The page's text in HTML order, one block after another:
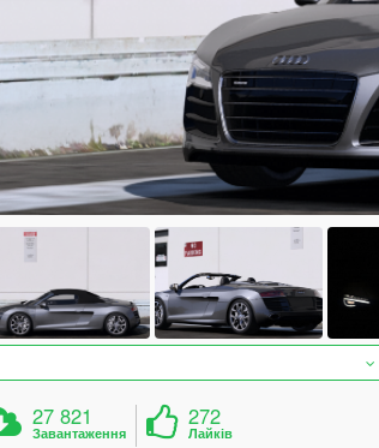
27 821
Завантаження
272
Лайків